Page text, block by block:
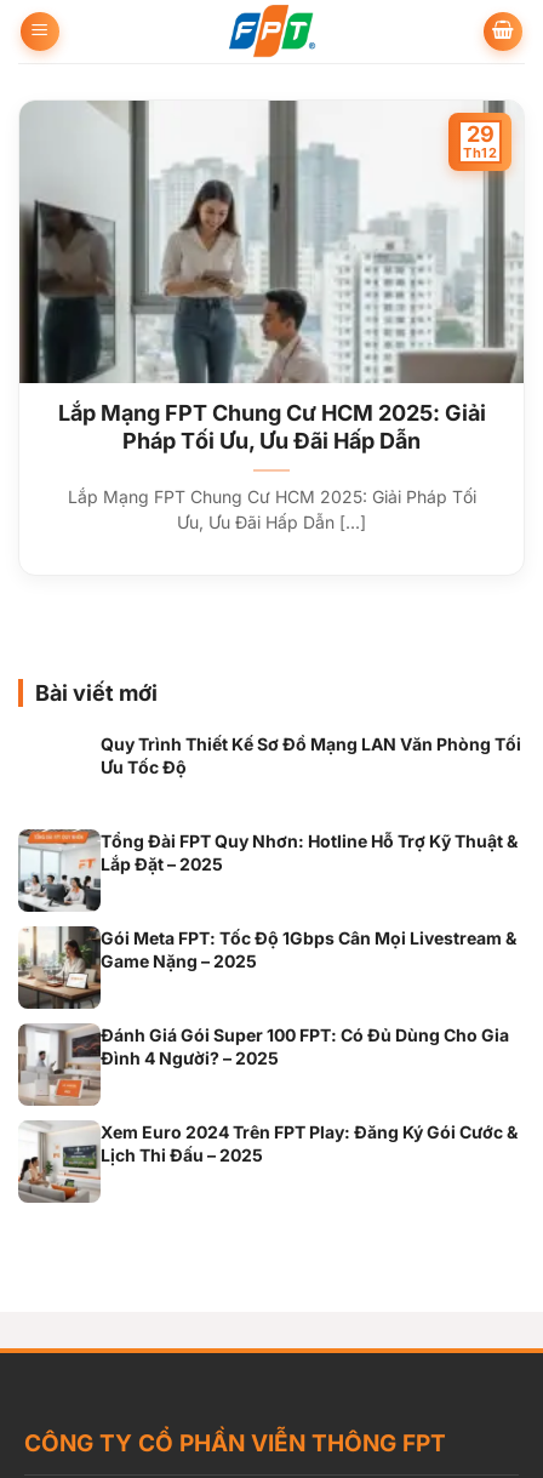
qua
dung
Lắp Mạng FPT Chung Cư HCM 2025: Giải
Pháp Tối Ưu, Ưu Đãi Hấp Dẫn
Lắp Mạng FPT Chung Cư HCM 2025: Giải Pháp Tối
Ưu, Ưu Đãi Hấp Dẫn [...]
29
Th12
Bài viết mới
Quy Trình Thiết Kế Sơ Đồ Mạng LAN Văn Phòng Tối
Ưu Tốc Độ
Tổng Đài FPT Quy Nhơn: Hotline Hỗ Trợ Kỹ Thuật &
Lắp Đặt – 2025
Gói Meta FPT: Tốc Độ 1Gbps Cân Mọi Livestream &
Game Nặng – 2025
Đánh Giá Gói Super 100 FPT: Có Đủ Dùng Cho Gia
Đình 4 Người? – 2025
Xem Euro 2024 Trên FPT Play: Đăng Ký Gói Cước &
Lịch Thi Đấu – 2025
CÔNG TY CỔ PHẦN VIỄN THÔNG FPT